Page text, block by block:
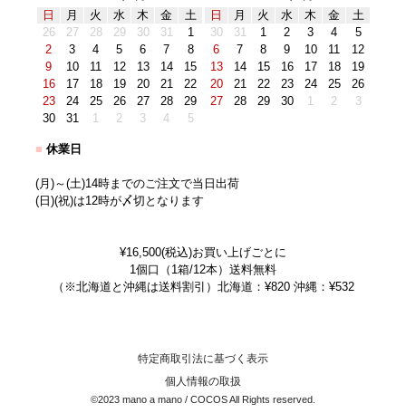
日
月 火 水 木 金
土
26
27 28 29 30 31
1
2
3 4 5 6 7
8
9
10 11 12 13 14
15
16
17 18 19 20 21
22
23
24 25 26 27 28
29
30
31 1 2 3 4 5
日
月 火 水 木 金
土
30
31 1 2 3 4
5
6
7 8 9 10 11
12
13
14 15 16 17 18
19
20
21 22 23 24 25
26
27
28 29 30 1 2 3
■ 休業日
(月)～(土)14時までのご注文で当日出荷
(日)(祝)は12時が〆切となります
¥16,500(税込)お買い上げごとに
1個口（1箱/12本）送料無料
（※北海道と沖縄は送料割引）北海道：¥820 沖縄：¥532
特定商取引法に基づく表示
個人情報の取扱
©2023 mano a mano / COCOS All Rights reserved.